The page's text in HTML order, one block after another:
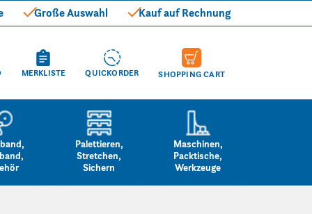
Große Auswahl Kauf auf Rechnung
MERKLISTE QUICKORDER SHOPPING CART
Palettieren,
Stretchen,
Sichern
Maschinen,
Packtische,
Werkzeuge